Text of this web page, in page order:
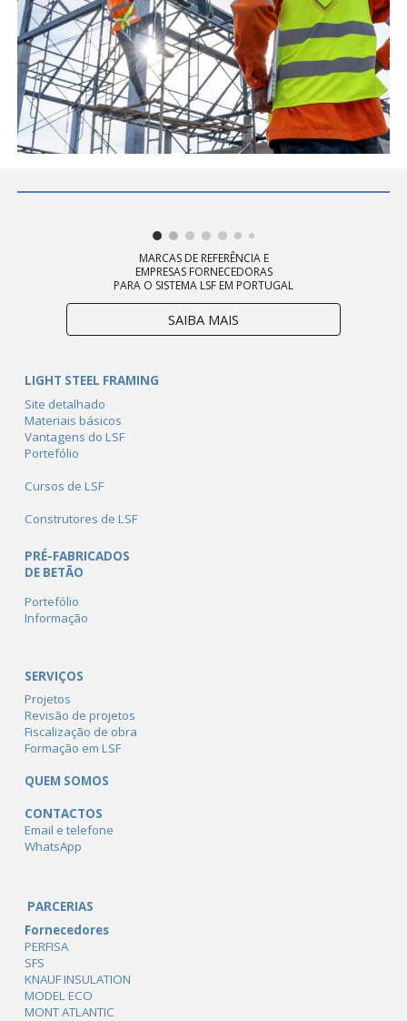
MARCAS DE REFERÊNCIA E
EMPRESAS FORNECEDORAS
PARA O SISTEMA LSF EM PORTUGAL
SAIBA MAIS
LIGHT STEEL FRAMING
Site detalhado
Materiais básicos
Vantagens do LSF
Portefólio
Cursos de LSF
Construtores de LSF
PRÉ-FABRICADOS
DE BETÃO
Portefólio
Informação
SERVIÇOS
Projetos
Revisão de projetos
Fiscalização de obra
Formação em LSF
QUEM SOMOS
CONTACTOS
Email e telefone
WhatsApp
PARCERIAS
Fornecedores
PERFISA
SFS
KNAUF INSULATION
MODEL ECO
MONT ATLANTIC